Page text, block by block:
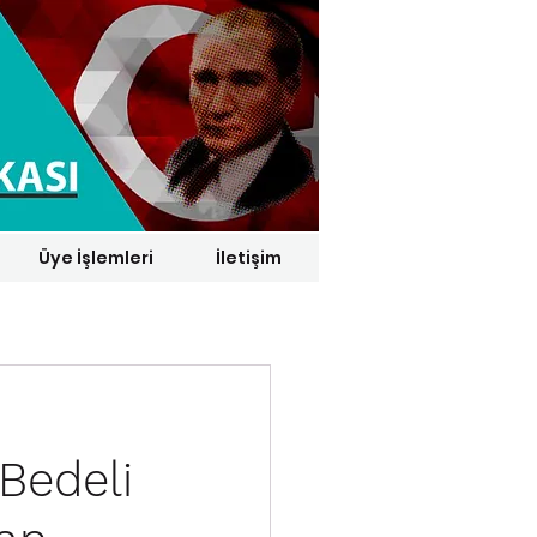
Üye İşlemleri İletişim